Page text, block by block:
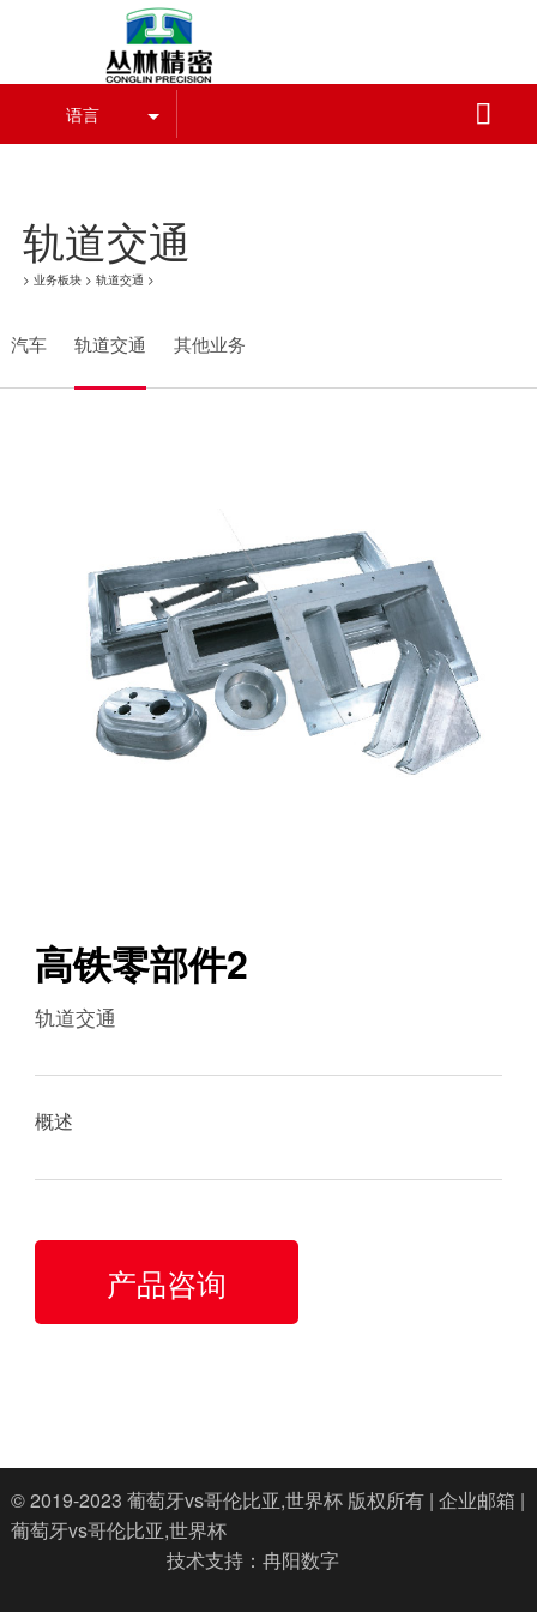
葡萄牙vs哥伦比亚,世界杯

语言
轨道交通
> 业务板块> 轨道交通 >
汽车 轨道交通 其他业务
高铁零部件2
轨道交通
概述
产品咨询
© 2019-2023 葡萄牙vs哥伦比亚,世界杯 版权所有 | 企业邮箱 |
葡萄牙vs哥伦比亚,世界杯
技术支持：冉阳数字